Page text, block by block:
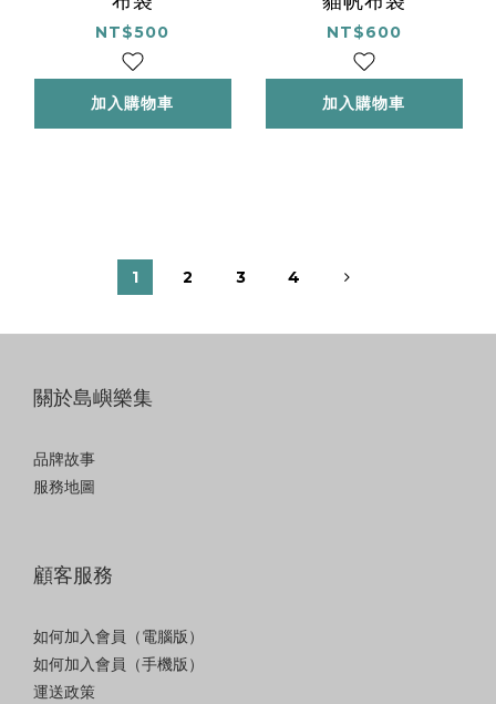
NT$500
加入購物車
NT$600
加入購物車
1 2 3 4
關於島嶼樂集
品牌故事
服務地圖
顧客服務
如何加入會員（電腦版）
如何加入會員（手機版）
運送政策